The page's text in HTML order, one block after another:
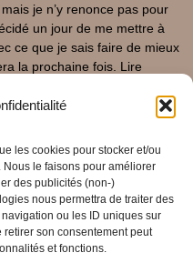
les cookies pour stocker et/ou
le faisons pour améliorer
des publicités (non-)
nous permettra de traiter des
ou les ID uniques sur
son consentement peut
et fonctions.
je n’y renonce pas pour
un jour de me mettre à
ce que je sais faire de mieux
la prochaine fois. Lire